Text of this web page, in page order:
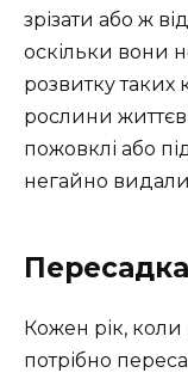
зрізати або ж
оскільки вони
розвитку таких
рослини
пожовклі або
негайно
Пересадка
Кожен рік,
потрібно